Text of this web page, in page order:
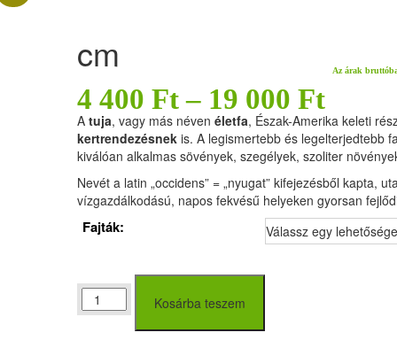
cm
4 400 Ft– 19 000 Ft
Az árak
A tuja, vagy más néven életfa, Észak-Amerika keleti
kertrendezésnek is. A legismertebb és legelterjedtebb
kiválóan alkalmas sövények, szegélyek, szoliter
Nevét a latin „occidens” = „nyugat” kifejezésből kapta,
vízgazdálkodású, napos fekvésű helyeken gyorsan
Fajták:
Tuja
(Thuja
occidentalis)
Kosárba teszem